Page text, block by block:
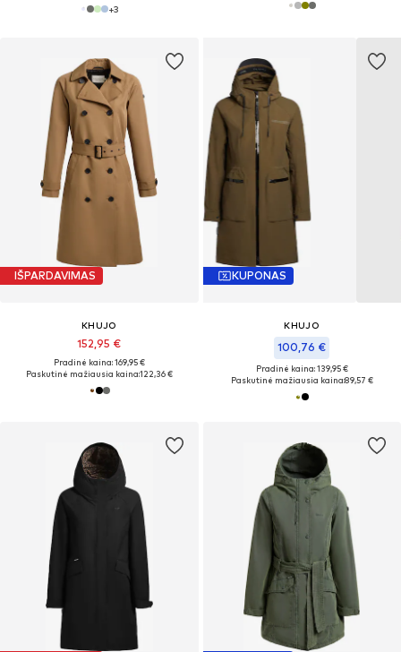
+3
IŠPARDAVIMAS
KHUJO
152,95 €
Pradinė kaina: 169,95 €
Paskutinė mažiausia kaina:122,36 €
KUPONAS
KHUJO
100,76 €
Pradinė kaina: 139,95 €
Paskutinė mažiausia kaina:89,57 €